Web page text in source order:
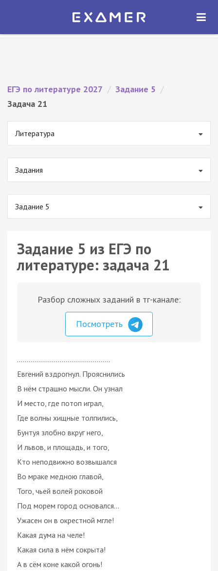
Экзамер — ЕГЭ 2027
ОТКРЫТЬ
ЕГЭ по литературе 2027 / Задание 5 /
Задача 21
Литература
Задания
Задание 5
Задание 5 из ЕГЭ по
литературе: задача 21
Разбор сложных заданий в тг-канале:
Посмотреть
................................................
Евгений вздрогнул. Прояснились
В нём страшно мысли. Он узнал
И место, где потоп играл,
Где волны хищные толпились,
Бунтуя злобно вкруг него,
И львов, и площадь, и того,
Кто неподвижно возвышался
Во мраке медною главой,
Того, чьей волей роковой
Под морем город основался…
Ужасен он в окрестной мгле!
Какая дума на челе!
Какая сила в нём сокрыта!
А в сём коне какой огонь!